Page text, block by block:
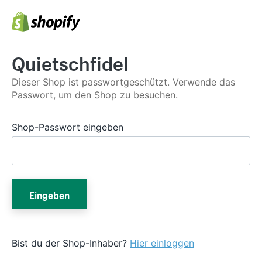
Quietschfidel
Dieser Shop ist passwortgeschützt. Verwende das
Passwort, um den Shop zu besuchen.
Shop-Passwort eingeben
Eingeben
Bist du der Shop-Inhaber? Hier einloggen